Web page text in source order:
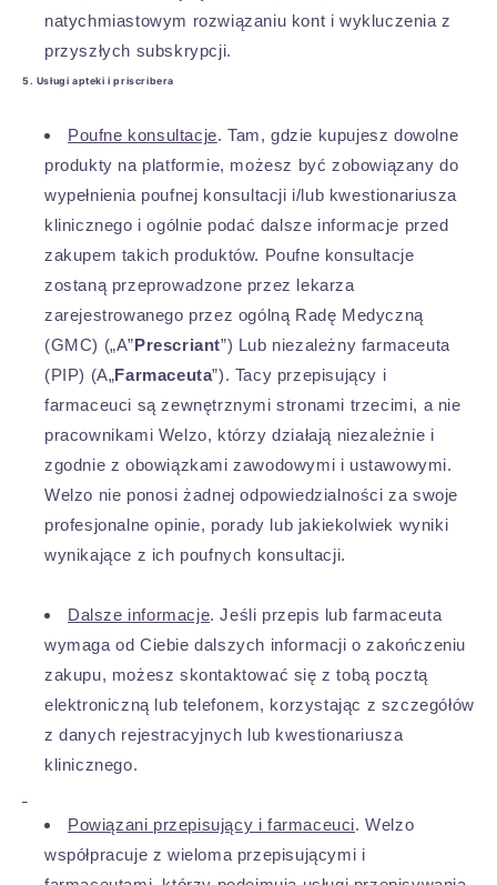
natychmiastowym rozwiązaniu kont i wykluczenia z
przyszłych subskrypcji.
5. Usługi apteki i priscribera
Poufne konsultacje. Tam, gdzie kupujesz dowolne
produkty na platformie, możesz być zobowiązany do
wypełnienia poufnej konsultacji i/lub kwestionariusza
klinicznego i ogólnie podać dalsze informacje przed
zakupem takich produktów. Poufne konsultacje
zostaną przeprowadzone przez lekarza
zarejestrowanego przez ogólną Radę Medyczną
(GMC) („A”Prescriant”) Lub niezależny farmaceuta
(PIP) (A„Farmaceuta”). Tacy przepisujący i
farmaceuci są zewnętrznymi stronami trzecimi, a nie
pracownikami Welzo, którzy działają niezależnie i
zgodnie z obowiązkami zawodowymi i ustawowymi.
Welzo nie ponosi żadnej odpowiedzialności za swoje
profesjonalne opinie, porady lub jakiekolwiek wyniki
wynikające z ich poufnych konsultacji.
Dalsze informacje. Jeśli przepis lub farmaceuta
wymaga od Ciebie dalszych informacji o zakończeniu
zakupu, możesz skontaktować się z tobą pocztą
elektroniczną lub telefonem, korzystając z szczegółów
z danych rejestracyjnych lub kwestionariusza
klinicznego.
Powiązani przepisujący i farmaceuci. Welzo
współpracuje z wieloma przepisującymi i